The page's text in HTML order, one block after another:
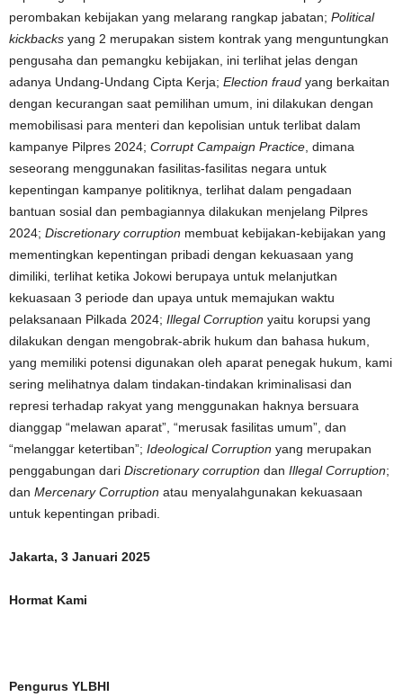
perombakan kebijakan yang melarang rangkap jabatan; Political
kickbacks yang 2 merupakan sistem kontrak yang menguntungkan
pengusaha dan pemangku kebijakan, ini terlihat jelas dengan
adanya Undang-Undang Cipta Kerja; Election fraud yang berkaitan
dengan kecurangan saat pemilihan umum, ini dilakukan dengan
memobilisasi para menteri dan kepolisian untuk terlibat dalam
kampanye Pilpres 2024; Corrupt Campaign Practice , dimana
seseorang menggunakan fasilitas-fasilitas negara untuk
kepentingan kampanye politiknya, terlihat dalam pengadaan
bantuan sosial dan pembagiannya dilakukan menjelang Pilpres
2024; Discretionary corruption membuat kebijakan-kebijakan yang
mementingkan kepentingan pribadi dengan kekuasaan yang
dimiliki, terlihat ketika Jokowi berupaya untuk melanjutkan
kekuasaan 3 periode dan upaya untuk memajukan waktu
pelaksanaan Pilkada 2024; Illegal Corruption yaitu korupsi yang
dilakukan dengan mengobrak-abrik hukum dan bahasa hukum,
yang memiliki potensi digunakan oleh aparat penegak hukum, kami
sering melihatnya dalam tindakan-tindakan kriminalisasi dan
represi terhadap rakyat yang menggunakan haknya bersuara
dianggap “melawan aparat”, “merusak fasilitas umum”, dan
“melanggar ketertiban”; Ideological Corruption yang merupakan
penggabungan dari Discretionary corruption dan Illegal Corruption;
dan Mercenary Corruption atau menyalahgunakan kekuasaan
untuk kepentingan pribadi.
Jakarta, 3 Januari 2025
Hormat Kami
Pengurus YLBHI